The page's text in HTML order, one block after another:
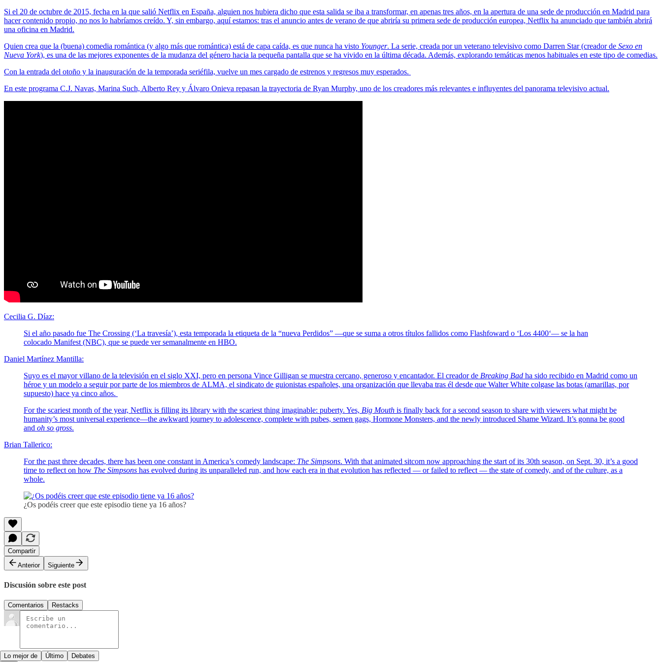
Si el 20 de octubre de 2015, fecha en la que salió Netflix en España, alguien nos hubiera dicho que esta salida se iba a transformar, en apenas tres años, en la apertura de una sede de producción en Madrid para
hacer contenido propio, no nos lo habríamos creído. Y, sin embargo, aquí estamos: tras el anuncio antes de verano de que abriría su primera sede de producción europea, Netflix ha anunciado que también abrirá
una oficina en Madrid.
Quien crea que la (buena) comedia romántica (y algo más que romántica) está de capa caída, es que nunca ha visto Younger. La serie, creada por un veterano televisivo como Darren Star (creador de Sexo en
Nueva York), es una de las mejores exponentes de la mudanza del género hacia la pequeña pantalla que se ha vivido en la última década. Además, explorando temáticas menos habituales en este tipo de comedias.
Con la entrada del otoño y la inauguración de la temporada seriéfila, vuelve un mes cargado de estrenos y regresos muy esperados.
En este programa C.J. Navas, Marina Such, Alberto Rey y Álvaro Onieva repasan la trayectoria de Ryan Murphy, uno de los creadores más relevantes e influyentes del panorama televisivo actual.
Cecilia G. Díaz:
Si el año pasado fue The Crossing (‘La travesía’), esta temporada la etiqueta de la “nueva Perdidos” —que se suma a otros títulos fallidos como Flashfoward o ‘Los 4400‘— se la han
colocado Manifest (NBC), que se puede ver semanalmente en HBO.
Daniel Martínez Mantilla:
Suyo es el mayor villano de la televisión en el siglo XXI, pero en persona Vince Gilligan se muestra cercano, generoso y encantador. El creador de Breaking Bad ha sido recibido en Madrid como un
héroe y un modelo a seguir por parte de los miembros de ALMA, el sindicato de guionistas españoles, una organización que llevaba tras él desde que Walter White colgase las botas (amarillas, por
supuesto) hace ya cinco años.
For the scariest month of the year, Netflix is filling its library with the scariest thing imaginable: puberty. Yes, Big Mouth is finally back for a second season to share with viewers what might be
humanity’s most universal experience—the awkward journey to adolescence, complete with pubes, semen gags, Hormone Monsters, and the newly introduced Shame Wizard. It’s gonna be good
and oh so gross.
Brian Tallerico:
For the past three decades, there has been one constant in America’s comedy landscape: The Simpsons. With that animated sitcom now approaching the start of its 30th season, on Sept. 30, it’s a good
time to reflect on how The Simpsons has evolved during its unparalleled run, and how each era in that evolution has reflected — or failed to reflect — the state of comedy, and of the culture, as a
whole.
¿Os podéis creer que este episodio tiene ya 16 años?
Compartir
Anterior
Siguiente
Discusión sobre este post
Comentarios Restacks
Lo mejor de Último Debates